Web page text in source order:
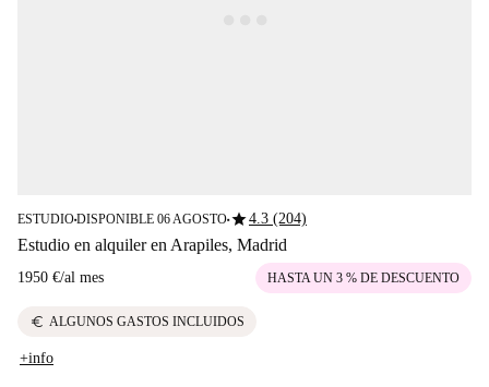
ESTUDIO■DISPONIBLE 06 AGOSTO■star4.3 (204)
Estudio en alquiler en Arapiles, Madrid
1950 €/al mes HASTA UN 3 % DE DESCUENTO
euro ALGUNOS GASTOS INCLUIDOS
+info